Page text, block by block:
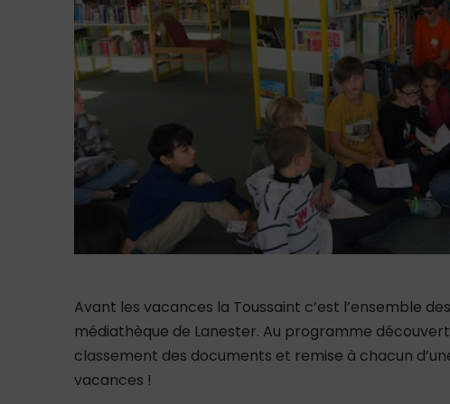
Avant les vacances la Toussaint c’est l’ensemble
médiathèque de Lanester. Au programme
classement des documents et remise à chacun
vacances !